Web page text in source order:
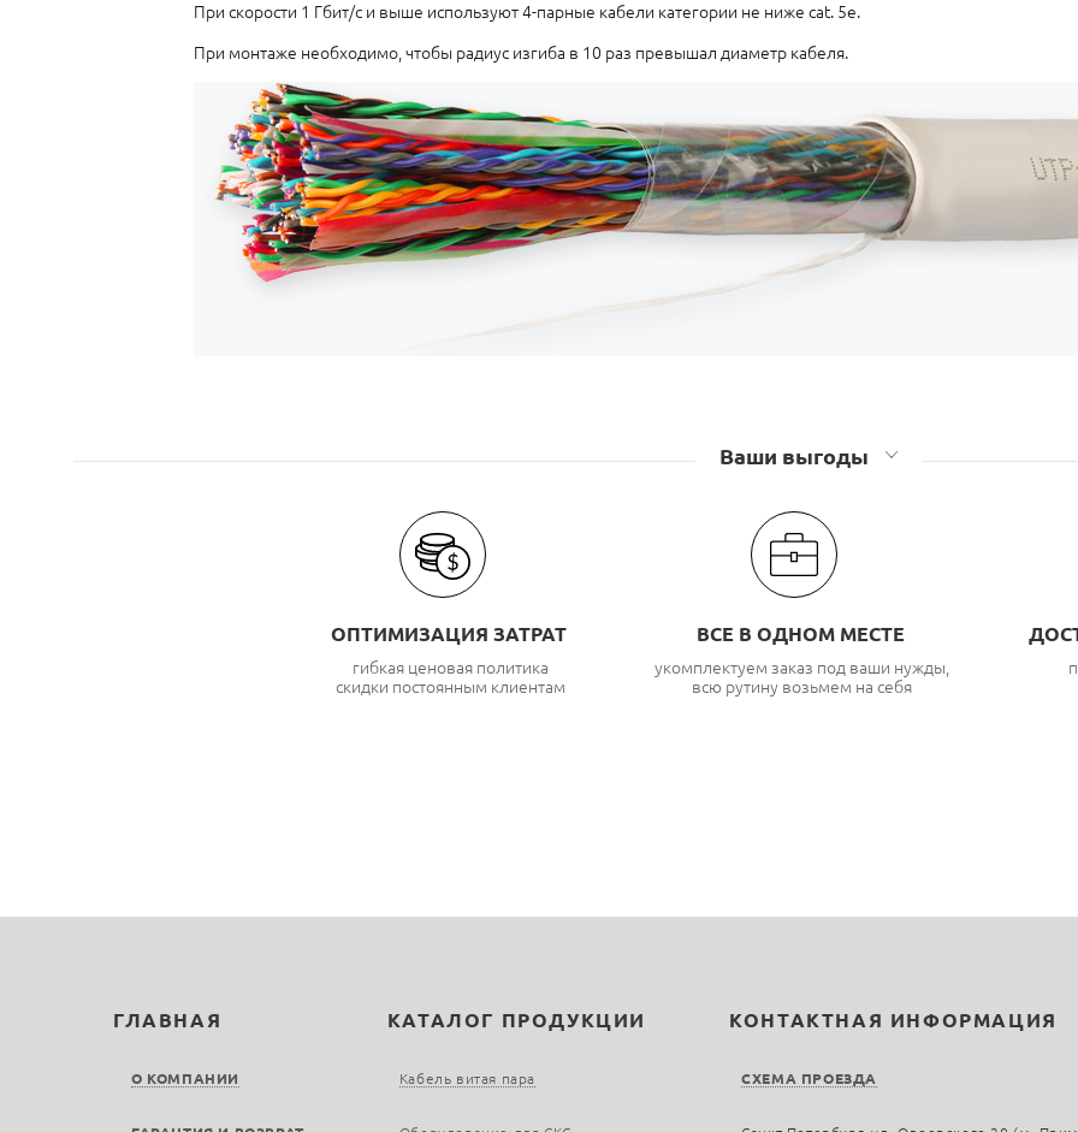
При скорости 1 Гбит/с и выше используют 4-парные кабели категории не ниже cat. 5е.
При монтаже необходимо, чтобы радиус изгиба в 10 раз превышал диаметр кабеля.
Ваши выгоды
ОПТИМИЗАЦИЯ ЗАТРАТ
гибкая ценовая политика
скидки постоянным клиентам
ВСЕ В ОДНОМ МЕСТЕ
укомплектуем заказ под ваши нужды,
всю рутину возьмем на себя
ГЛАВНАЯ
О КОМПАНИИ
КАТАЛОГ ПРОДУКЦИИ
Кабель витая пара
КОНТАКТНАЯ ИНФОРМАЦИЯ
СХЕМА ПРОЕЗДА